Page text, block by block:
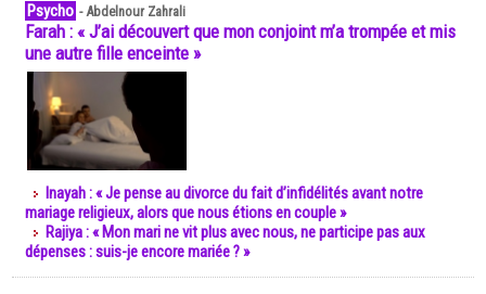
Psycho -Abdelnour Zahrali
Farah : « J’ai découvert que mon conjoint m’a trompée et mis
une autre fille enceinte »
Inayah : « Je pense au divorce du fait d’infidélités avant notre
mariage religieux, alors que nous étions en couple »
Rajiya : « Mon mari ne vit plus avec nous, ne participe pas aux
dépenses : suis-je encore mariée ? »